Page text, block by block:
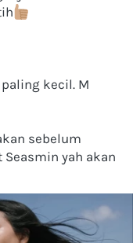
kecil. M
sebelum
yah akan